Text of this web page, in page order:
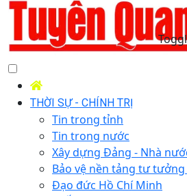
THỜI SỰ - CHÍNH TRỊ
Tin trong tỉnh
Tin trong nước
Xây dựng Đảng - Nhà
Bảo vệ nền tảng tư
Đạo đức Hồ Chí Minh